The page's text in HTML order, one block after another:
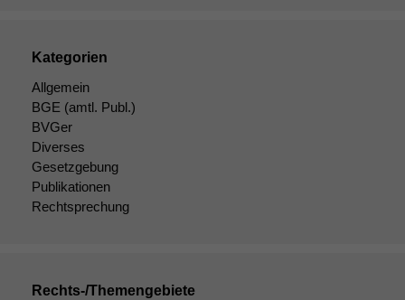
Kategorien
Allgemein
BGE (amtl. Publ.)
BVGer
Diverses
Gesetzgebung
Publikationen
Rechtsprechung
Rechts-/Themengebiete